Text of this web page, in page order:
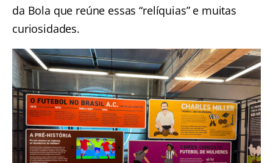
da Bola que reúne essas “relíquias” e muitas
curiosidades.